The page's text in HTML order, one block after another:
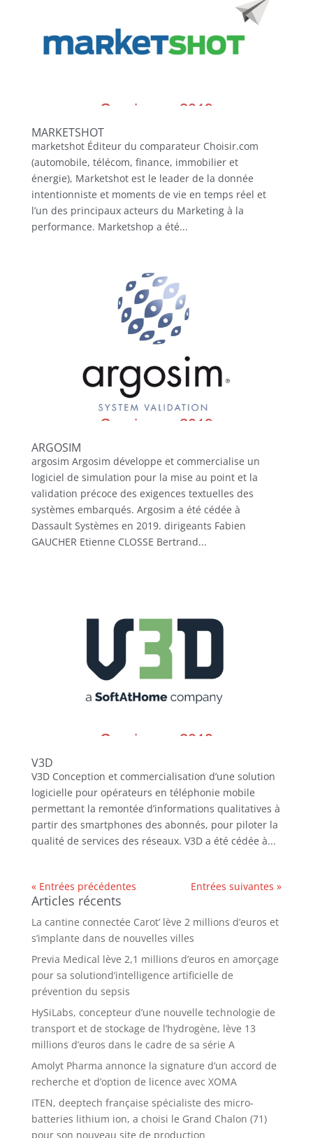
MARKETSHOT
marketshot Éditeur du comparateur Choisir.com
(automobile, télécom, finance, immobilier et
énergie), Marketshot est le leader de la donnée
intentionniste et moments de vie en temps réel et
l’un des principaux acteurs du Marketing à la
performance. Marketshop a été...
ARGOSIM
argosim Argosim développe et commercialise un
logiciel de simulation pour la mise au point et la
validation précoce des exigences textuelles des
systèmes embarqués. Argosim a été cédée à
Dassault Systèmes en 2019. dirigeants Fabien
GAUCHER Etienne CLOSSE Bertrand...
V3D
V3D Conception et commercialisation d’une solution
logicielle pour opérateurs en téléphonie mobile
permettant la remontée d’informations qualitatives à
partir des smartphones des abonnés, pour piloter la
qualité de services des réseaux. V3D a été cédée à...
« Entrées précédentes Entrées suivantes »
Articles récents
La cantine connectée Carot’ lève 2 millions d’euros et
s’implante dans de nouvelles villes
Previa Medical lève 2,1 millions d’euros en amorçage
pour sa solutiond’intelligence artificielle de
prévention du sepsis
HySiLabs, concepteur d’une nouvelle technologie de
transport et de stockage de l’hydrogène, lève 13
millions d’euros dans le cadre de sa série A
Amolyt Pharma annonce la signature d’un accord de
recherche et d’option de licence avec XOMA
ITEN, deeptech française spécialiste des micro-
batteries lithium ion, a choisi le Grand Chalon (71)
pour son nouveau site de production